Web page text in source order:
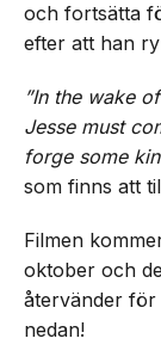
och fortsätta
efter att han
”In the wake
Jesse must
forge some
som finns att
Filmen
oktober och
återvänder för
nedan!